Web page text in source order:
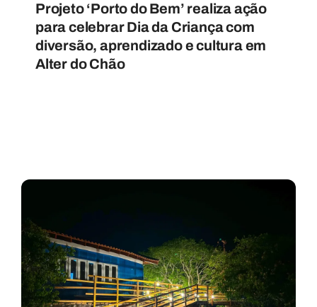
Projeto ‘Porto do Bem’ realiza ação
para celebrar Dia da Criança com
diversão, aprendizado e cultura em
Alter do Chão